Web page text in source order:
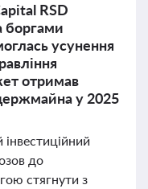
RSD
боргами
усунення
отримав
у 2025
до
стягнути з